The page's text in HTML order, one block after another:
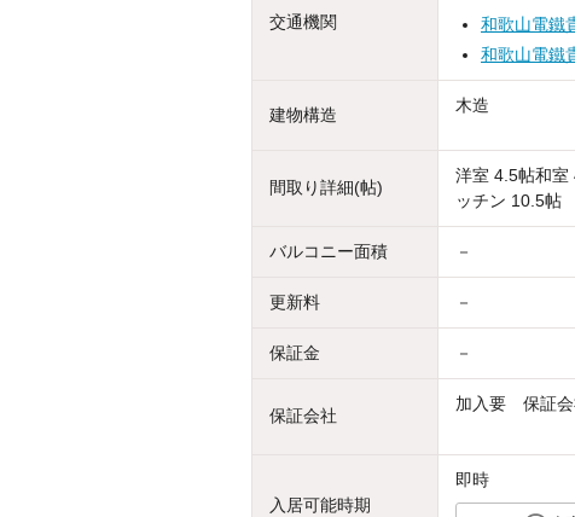
交通機関
和歌山電鐵
和歌山電鐵
建物構造 木造
間取り詳細(帖)
洋室 4.5帖和室
ッチン 10.5帖
バルコニー面積 －
更新料 －
保証金 －
保証会社
加入要 保証会
入居可能時期
即時